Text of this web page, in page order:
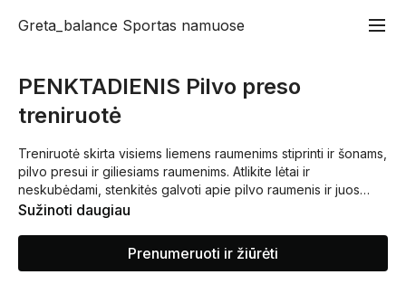
Greta_balance Sportas namuose
PENKTADIENIS Pilvo preso
treniruotė
Treniruotė skirta visiems liemens raumenims stiprinti ir šonams,
pilvo presui ir giliesiams raumenims. Atlikite lėtai ir
neskubėdami, stenkitės galvoti apie pilvo raumenis ir juos
išlaikyti įtampoje, neapkrauti nugaros apačios.
Sužinoti daugiau
Prenumeruoti ir žiūrėti